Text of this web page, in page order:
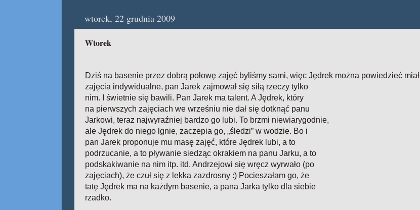
wtorek, 22 grudnia 2009
Wtorek
Dziś na basenie przez dobrą połowę zajęć byliśmy sami, więc Jędrek można powiedzieć miał
zajęcia indywidualne, pan Jarek zajmował się siłą rzeczy tylko
nim. I świetnie się bawili. Pan Jarek ma talent. A Jędrek, który
na pierwszych zajęciach we wrześniu nie dał się dotknąć panu
Jarkowi, teraz najwyraźniej bardzo go lubi. To brzmi niewiarygodnie,
ale Jędrek do niego lgnie, zaczepia go, „śledzi” w wodzie. Bo i
pan Jarek proponuje mu masę zajęć, które Jędrek lubi, a to
podrzucanie, a to pływanie siedząc okrakiem na panu Jarku, a to
podskakiwanie na nim itp. itd. Andrzejowi się wręcz wyrwało (po
zajęciach), że czuł się z lekka zazdrosny :) Pocieszałam go, że
tatę Jędrek ma na każdym basenie, a pana Jarka tylko dla siebie
rzadko.